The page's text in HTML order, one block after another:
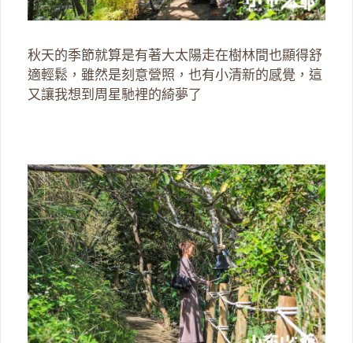
秋天的季節就算是有著大太陽走在樹林間也顯得舒
適輕鬆，雖然是刻意營照，也有小清新的感覺，這
又讓我想到周星馳裡的綺夢了